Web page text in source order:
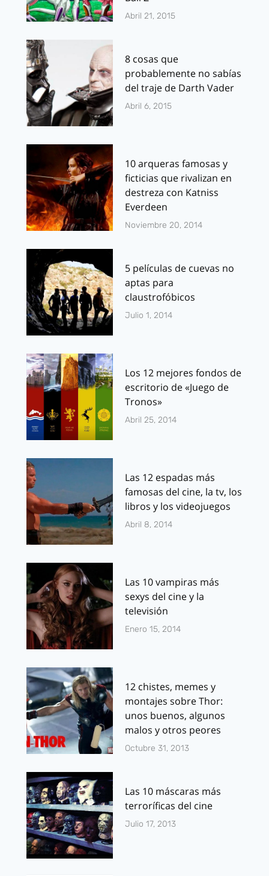
Abril 21, 2015
8 cosas que
probablemente no sabías
del traje de Darth Vader
Abril 6, 2015
10 arqueras famosas y
ficticias que rivalizan en
destreza con Katniss
Everdeen
Noviembre 20, 2014
5 películas de cuevas no
aptas para
claustrofóbicos
Julio 1, 2014
Los 12 mejores fondos de
escritorio de «Juego de
Tronos»
Abril 25, 2014
Las 12 espadas más
famosas del cine, la tv, los
libros y los videojuegos
Abril 8, 2014
Las 10 vampiras más
sexys del cine y la
televisión
Enero 15, 2014
12 chistes, memes y
montajes sobre Thor:
unos buenos, algunos
malos y otros peores
Octubre 31, 2013
Las 10 máscaras más
terroríficas del cine
Julio 17, 2013